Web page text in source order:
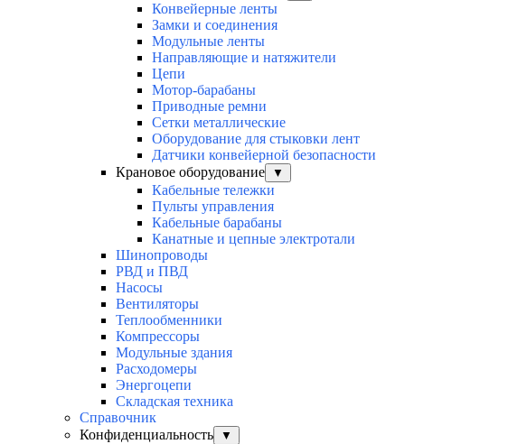
Конвейерные ленты
Замки и соединения
Модульные ленты
Направляющие и натяжители
Цепи
Мотор-барабаны
Приводные ремни
Сетки металлические
Оборудование для стыковки лент
Датчики конвейерной безопасности
Крановое оборудование
▼
Кабельные тележки
Пульты управления
Кабельные барабаны
Канатные и цепные электротали
Шинопроводы
РВД и ПВД
Насосы
Вентиляторы
Теплообменники
Компрессоры
Модульные здания
Расходомеры
Энергоцепи
Складская техника
Справочник
Конфиденциальность
▼